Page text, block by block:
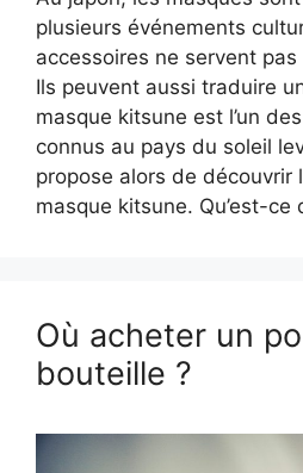
plusieurs événements
accessoires ne servent pas
Ils peuvent aussi traduire
masque kitsune est l’un
connus au pays du soleil
propose alors de découvrir
masque kitsune. Qu’est-ce
Où acheter un
bouteille ?